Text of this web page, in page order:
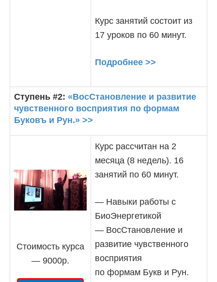
Курс занятий состоит из
17 уроков по 60 минут.
Подробнее >>
Ступень #2: «ВосСтановление и развитие
чувственного восприятия по формам
Буковъ и Рун.» >>
Стоимость курса
— 9000р.
Курс рассчитан на 2
месяца (8 недель). 16
занятий по 60 минут.
— Навыки работы с
БиоЭнергетикой
— ВосСтановление и
развитие чувственного
восприятия
по формам Букв и Рун.